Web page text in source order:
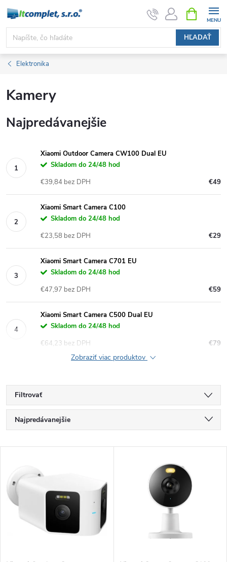
Prejsť
obsah
HĽADAŤ
KOŠÍK
Elektronika
Kamery
Najpredávanejšie
Xiaomi Outdoor Camera CW100 Dual EU
Skladom do 24/48 hod
€49
€39,84 bez DPH
Xiaomi Smart Camera C100
Skladom do 24/48 hod
€29
€23,58 bez DPH
Xiaomi Smart Camera C701 EU
Skladom do 24/48 hod
€59
€47,97 bez DPH
Xiaomi Smart Camera C500 Dual EU
Skladom do 24/48 hod
€79
€64,23 bez DPH
Zobraziť viac produktov
Filtrovať
R
a
d
e
Najpredávanejšie
Abecedne
ý
p